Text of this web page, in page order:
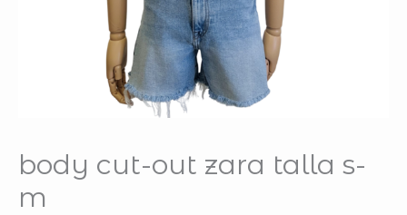
body cut-out zara talla s-
m